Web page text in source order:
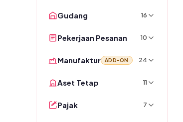
Gudang 16
Pekerjaan Pesanan 10
Manufaktur ADD-ON 24
Aset Tetap 11
Pajak 7